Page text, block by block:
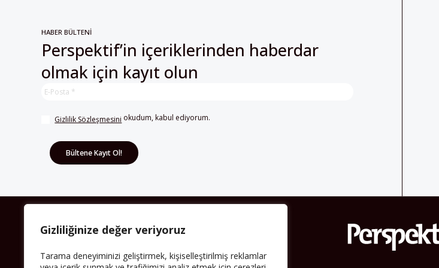
Gizliliğinize değer veriyoruz
Tarama deneyiminizi geliştirmek, kişiselleştirilmiş reklamlar
HABER BÜLTENİ
Perspektif’in içeriklerinden haberdar
olmak için kayıt olun
Gizlilik Sözleşmesini okudum, kabul ediyorum.
HAKKIMIZDA
Müslümanlar da bulundukları ülkelerde kalıcı hâle
geldiler. Bu durum “vatan”, “aidiyet”, “İslam” ve “Avrupa”